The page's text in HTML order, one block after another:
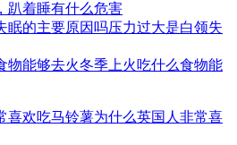
趴着睡有什么危害
压力过大是白领失
冬季上火吃什么食物能
为什么英国人非常喜